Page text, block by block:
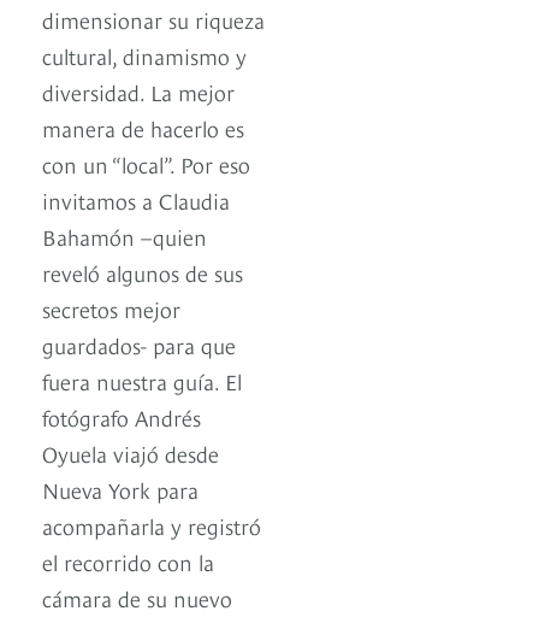
dimensionar su riqueza
cultural, dinamismo y
diversidad. La mejor
manera de hacerlo es
con un “local”. Por eso
invitamos a Claudia
Bahamón –quien
reveló algunos de sus
secretos mejor
guardados- para que
fuera nuestra guía. El
fotógrafo Andrés
Oyuela viajó desde
Nueva York para
acompañarla y registró
el recorrido con la
cámara de su nuevo